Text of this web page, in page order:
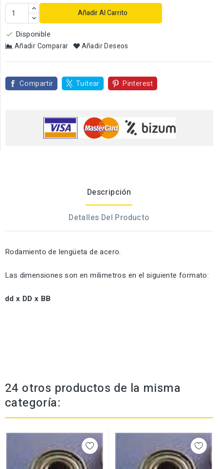
Añadir Al Carrito
 Disponible
Añadir Comparar Añadir Deseos
Compartir Tuitear Pinterest
Descripción
Detalles Del Producto
Rodamiento de lengüeta de acero.
Las dimensiones son en milimetros en el siguiente formato:
dd x DD x BB
24 otros productos de la misma
categoría: